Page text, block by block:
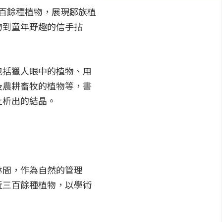
餘種植物，展現鄒族植
童年野趣的信手拈
獵人眼中的植物、用
耕畜牧的植物等，書
出的結晶。
，作為自然的管理
百餘種植物，以學術